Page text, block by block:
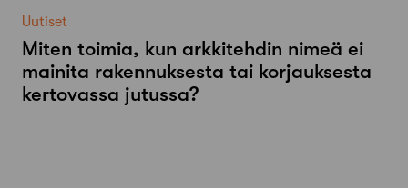
Uutiset
Miten toimia, kun arkkitehdin nimeä ei
mainita rakennuksesta tai korjauksesta
kertovassa jutussa?